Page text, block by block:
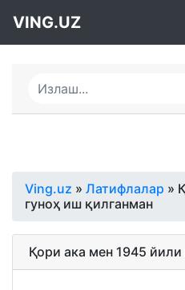
VING.UZ
Ving.uz » Латифлалар »
гуноҳ иш қилганман
Қори ака мен 1945